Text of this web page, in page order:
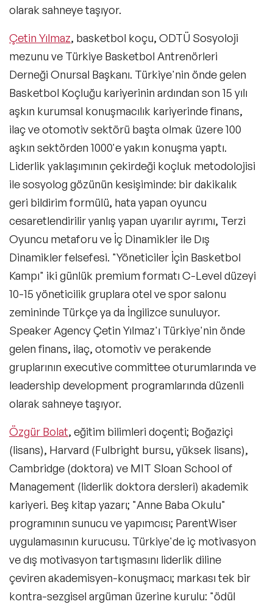
olarak sahneye taşıyor.
Çetin Yılmaz, basketbol koçu, ODTÜ Sosyoloji
mezunu ve Türkiye Basketbol Antrenörleri
Derneği Onursal Başkanı. Türkiye'nin önde gelen
Basketbol Koçluğu kariyerinin ardından son 15 yılı
aşkın kurumsal konuşmacılık kariyerinde finans,
ilaç ve otomotiv sektörü başta olmak üzere 100
aşkın sektörden 1000'e yakın konuşma yaptı.
Liderlik yaklaşımının çekirdeği koçluk metodolojisi
ile sosyolog gözünün kesişiminde: bir dakikalık
geri bildirim formülü, hata yapan oyuncu
cesaretlendirilir yanlış yapan uyarılır ayrımı, Terzi
Oyuncu metaforu ve İç Dinamikler ile Dış
Dinamikler felsefesi. "Yöneticiler İçin Basketbol
Kampı" iki günlük premium formatı C-Level düzeyi
10-15 yöneticilik gruplara otel ve spor salonu
zemininde Türkçe ya da İngilizce sunuluyor.
Speaker Agency Çetin Yılmaz'ı Türkiye'nin önde
gelen finans, ilaç, otomotiv ve perakende
gruplarının executive committee oturumlarında ve
leadership development programlarında düzenli
olarak sahneye taşıyor.
Özgür Bolat, eğitim bilimleri doçenti; Boğaziçi
(lisans), Harvard (Fulbright bursu, yüksek lisans),
Cambridge (doktora) ve MIT Sloan School of
Management (liderlik doktora dersleri) akademik
kariyeri. Beş kitap yazarı; "Anne Baba Okulu"
programının sunucu ve yapımcısı; ParentWiser
uygulamasının kurucusu. Türkiye'de iç motivasyon
ve dış motivasyon tartışmasını liderlik diline
çeviren akademisyen-konuşmacı; markası tek bir
kontra-sezgisel argüman üzerine kurulu: "ödül
Kuşak Konuşmacıları
Müzik Konuşmacıları
Tarih Konuşmacıları
Kültür Konuşmacıları
Teknoloji & Trendler Konuşmacıları
İlham Veren Kadın Konuşmacılar
Eğitim Konuşmacıları
Blockchain ve Kripto Para Konuşmacıları
Design Thinking Konuşmacıları
Future of Work Konuşmacıları
Perakende Konuşmacıları
Gastronomi Konuşmacıları
Metaverse ve Web 3.0 Konuşmacıları
KVKK Konuşmacıları
Felsefe & Yeni İnsan Halleri Konuşmacıları
Networking Konuşmacıları
Siber Güvenlik Konuşmacıları
Fintek (Finansal Teknoloji) Konuşmacıları
Tedarik Zinciri Yönetimi Konuşmacıları
Çalışan Bağlılığı & Motivasyon
Konuşmacıları